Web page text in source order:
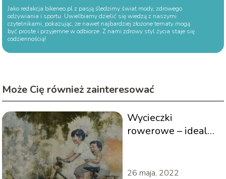
Jako redakcja bikeneo.pl z pasją śledzimy świat mody, zdrowego
odżywiania i sportu. Uwielbiamy dzielić się wiedzą z naszymi
czytelnikami, pokazując, że nawet najbardziej złożone tematy mogą
być proste i przyjemne w odbiorze. Z nami zdrowy styl życia staje się
codziennością!
Może Cię również zainteresować
Wycieczki
rowerowe – idealne
26 maja, 2022